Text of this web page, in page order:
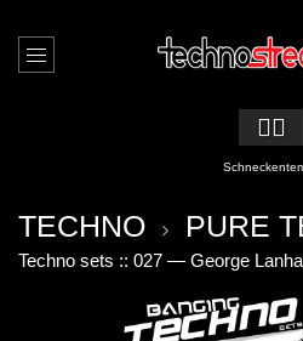
🏳️‍🌈
TECHNO PURE
Techno sets :: 027 — George